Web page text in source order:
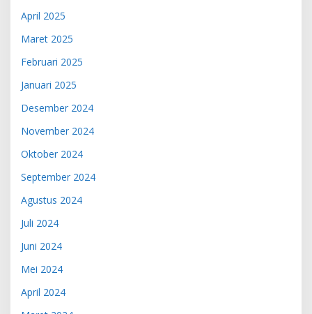
April 2025
Maret 2025
Februari 2025
Januari 2025
Desember 2024
November 2024
Oktober 2024
September 2024
Agustus 2024
Juli 2024
Juni 2024
Mei 2024
April 2024